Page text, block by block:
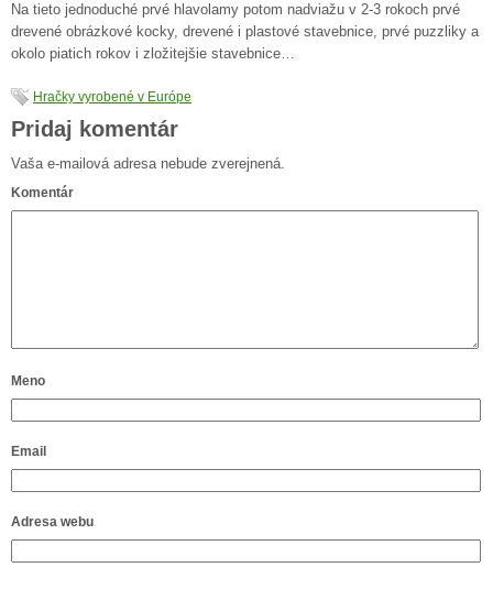
Na tieto jednoduché prvé hlavolamy potom nadviažu v 2-3 rokoch prvé
drevené obrázkové kocky, drevené i plastové stavebnice, prvé puzzliky a
okolo piatich rokov i zložitejšie stavebnice…
Hračky vyrobené v Európe
Pridaj komentár
Vaša e-mailová adresa nebude zverejnená.
Komentár
Meno
Email
Adresa webu